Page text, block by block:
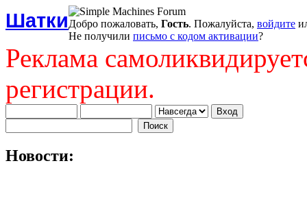
ШаткиДобро пожаловать, Гость. Пожалуйста, войдите
Не получили письмо с кодом активации?
Реклама
регистрации.
Новости: